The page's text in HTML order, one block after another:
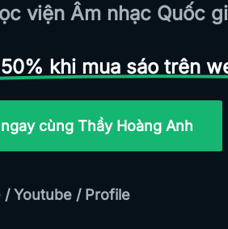
viện Âm nhạc Quốc
khi mua sáo trên
cùng Thầy Hoàng Anh
/Youtube / Profile